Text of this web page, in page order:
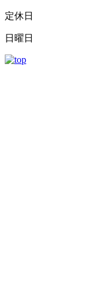
定休日
日曜日